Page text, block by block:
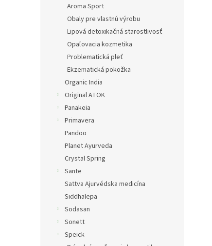
Aroma Sport
Obaly pre vlastnú výrobu
Lipová detoxikačná starostlivosť
Opaľovacia kozmetika
Problematická pleť
Ekzematická pokožka
Organic India
Original ATOK
Panakeia
Primavera
Pandoo
Planet Ayurveda
Crystal Spring
Sante
Sattva Ajurvédska medicína
Siddhalepa
Sodasan
Sonett
Speick